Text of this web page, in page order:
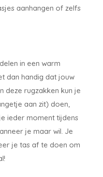
aanhangen of zelfs
in een warm
dan handig dat jouw
deze rugzakken kun je
aan zit) doen,
ieder moment tijdens
je maar wil. Je
je tas af te doen om